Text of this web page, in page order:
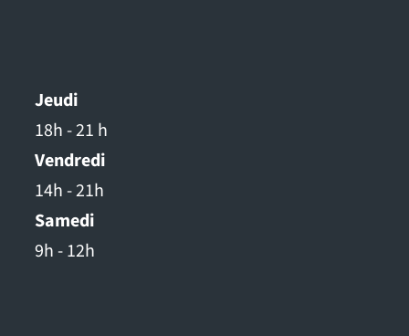
Jeudi
18h - 21 h
Vendredi
14h - 21h
Samedi
9h - 12h